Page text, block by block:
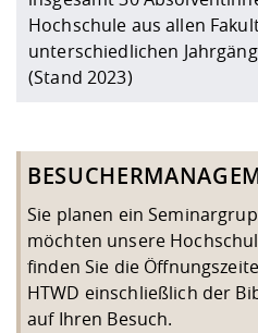
Hochschule aus allen
unterschiedlichen
(Stand 2023)
Sie planen ein
möchten unsere
finden Sie die
HTWD einschließlich der
auf Ihren Besuch.